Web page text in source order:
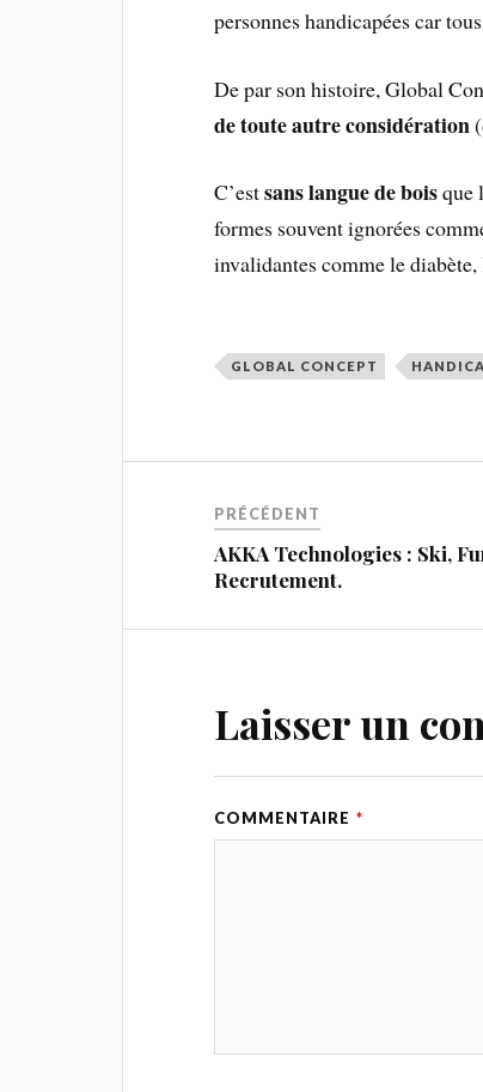
personnes handicapées car
De par son histoire, Global
de toute autre considération
C’estsans langue de boisque
formes souvent ignorées
invalidantes comme le
GLOBAL CONCEPT
PRÉCÉDENT
AKKA Technologies : Ski,
Recrutement.
Laisser un
COMMENTAIRE *